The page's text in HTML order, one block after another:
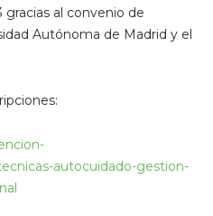
al convenio de
Autónoma de Madrid y el
autocuidado-gestion-